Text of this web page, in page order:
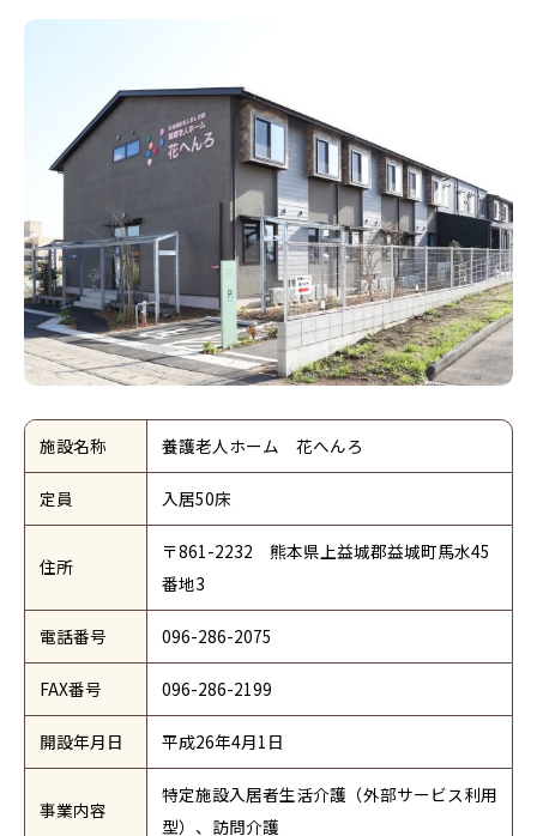
施設名称 養護老人ホーム 花へんろ
定員 入居50床
住所
〒861-2232 熊本県上益城郡益城町馬水45
番地3
電話番号 096-286-2075
FAX番号 096-286-2199
開設年月日 平成26年4月1日
事業内容
特定施設入居者生活介護（外部サービス利用
型）、訪問介護